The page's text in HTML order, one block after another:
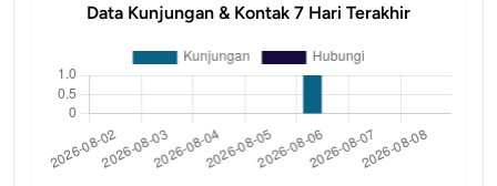
Data Kunjungan & Kontak 7 Hari Terakhir